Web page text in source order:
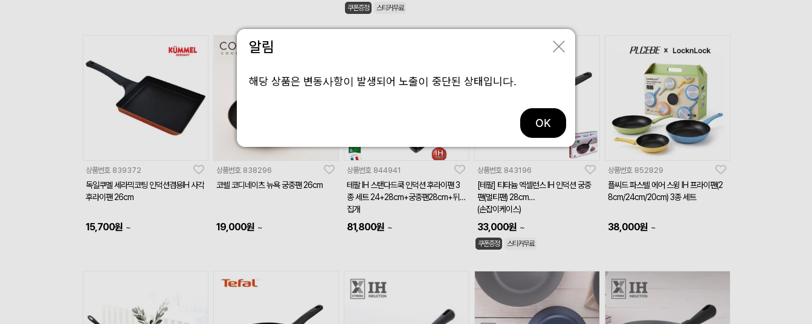
쿠폰증정 스티커무료
상품번호 839372
독일쿠멜 세라믹코팅 인덕션겸용IH 사각
후라이팬 26cm
15,700원 ~
상품번호 838296
코렐 코디네이츠 뉴욕 궁중팬 26cm
19,000원 ~
상품번호 844941
테팔 IH 스탠다드쿡 인덕션 후라이팬 3
종 세트 24+28cm+궁중팬28cm+뒤
집개
81,800원 ~
상품번호 843196
[테팔] 티타늄 엑셀런스 IH 인덕션 궁중
팬(멀티팬) 28cm
(손잡이케이스)
33,000원 ~
쿠폰증정 스티커무료
상품번호 852829
플씨드 파스텔 에어 스윙 IH 프라이팬(2
8cm/24cm/20cm) 3종 세트
38,000원 ~
알림
해당 상품은 변동사항이 발생되어 노출이 중단된 상태입니다.
OK